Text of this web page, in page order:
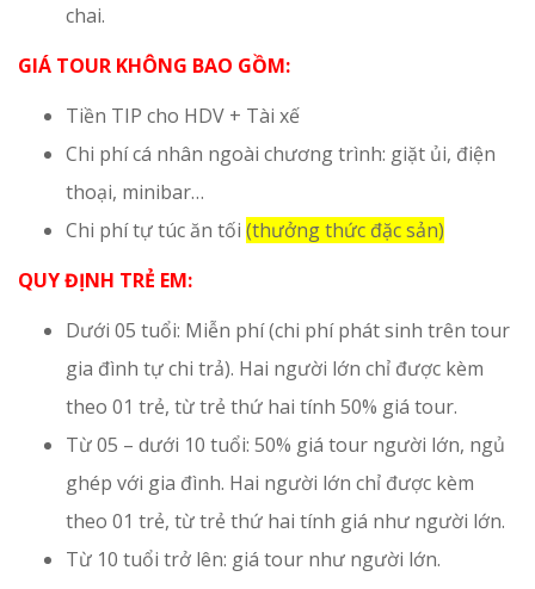
chai.
GIÁ TOUR KHÔNG BAO GỒM:
Tiền TIP cho HDV + Tài xế
Chi phí cá nhân ngoài chương trình: giặt ủi, điện
thoại, minibar…
Chi phí tự túc ăn tối (thưởng thức đặc sản)
QUY ĐỊNH TRẺ EM:
Dưới 05 tuổi: Miễn phí (chi phí phát sinh trên tour
gia đình tự chi trả). Hai người lớn chỉ được kèm
theo 01 trẻ, từ trẻ thứ hai tính 50% giá tour.
Từ 05 – dưới 10 tuổi: 50% giá tour người lớn, ngủ
ghép với gia đình. Hai người lớn chỉ được kèm
theo 01 trẻ, từ trẻ thứ hai tính giá như người lớn.
Từ 10 tuổi trở lên: giá tour như người lớn.